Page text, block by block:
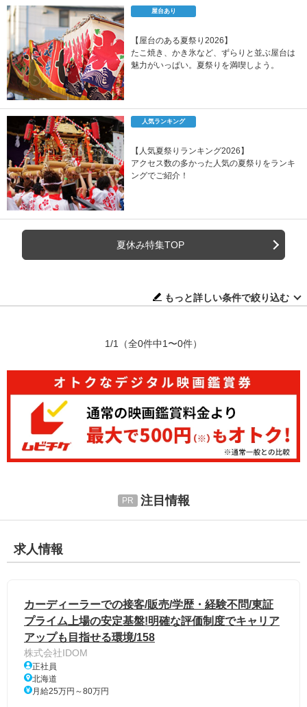
屋台あり
【屋台のある夏祭り2026】
たこ焼き、かき氷など、ずらりと並ぶ屋台は
魅力がいっぱい。夏祭りを満喫しよう。
人気ランキング
【人気夏祭りランキング2026】
アクセス数の多かった人気の夏祭りをランキ
ングでご紹介！
夏休み特集TOP
もっと詳しい条件で絞り込む
1/1 （全0件中1〜0件）
注目情報
求人情報
カーディーラーでの接客/販売/学歴・経験不問/東証
プライム上場の安定基盤!明確な評価制度でキャリア
アップも目指せる環境/158
株式会社IDOM
正社員
北海道
月給25万円～80万円